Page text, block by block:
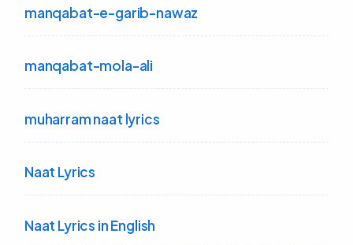
manqabat-e-garib-nawaz
manqabat-mola-ali
muharram naat lyrics
Naat Lyrics
Naat Lyrics in English